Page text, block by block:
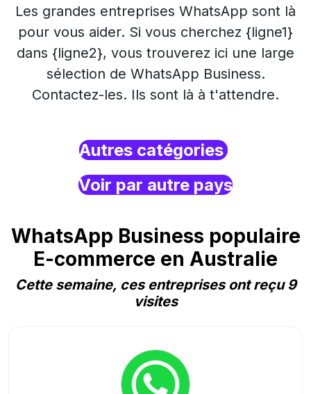
Les grandes entreprises WhatsApp sont là
pour vous aider. Si vous cherchez {ligne1}
dans {ligne2}, vous trouverez ici une large
sélection de WhatsApp Business.
Contactez-les. Ils sont là à t'attendre.
Autres catégories
Voir par autre pays
WhatsApp Business populaire
E-commerce en Australie
Cette semaine, ces entreprises ont reçu 9
visites